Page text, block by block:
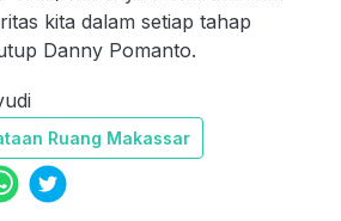
kita dalam setiap tahap
Danny Pomanto.
Ruang Makassar